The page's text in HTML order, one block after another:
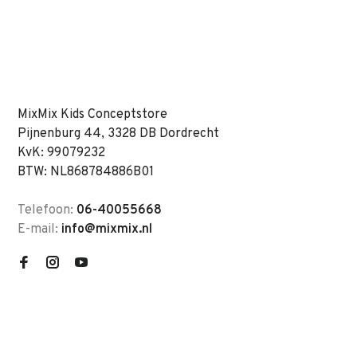
MixMix Kids Conceptstore
Pijnenburg 44, 3328 DB Dordrecht
KvK: 99079232
BTW: NL868784886B01
Telefoon: 06-40055668
E-mail: info@mixmix.nl